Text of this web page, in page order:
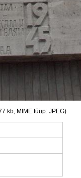
kb, MIME tüüp: JPEG)